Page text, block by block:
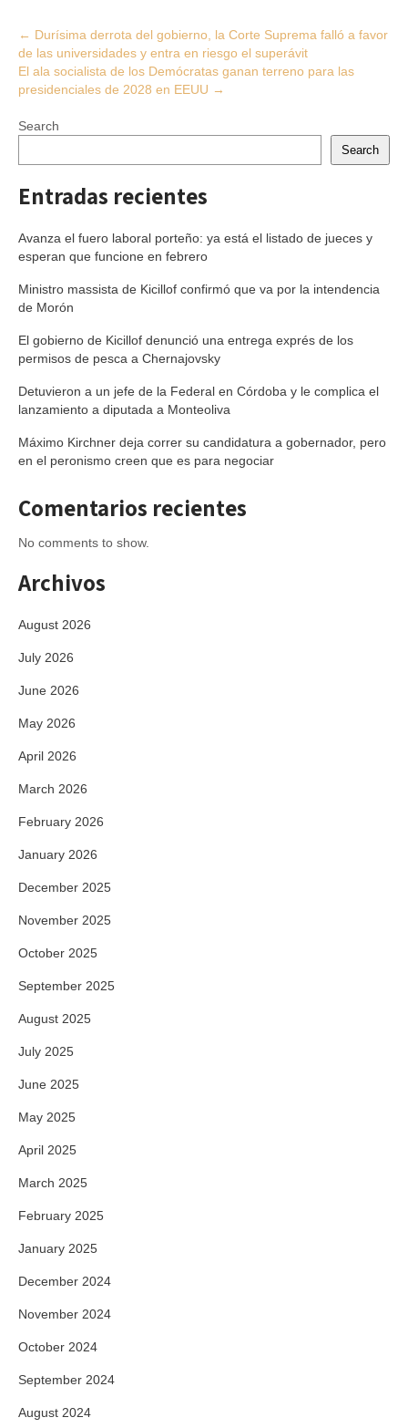
Post
navigation
← Durísima derrota del gobierno, la Corte Suprema falló a favor
de las universidades y entra en riesgo el superávit
El ala socialista de los Demócratas ganan terreno para las
presidenciales de 2028 en EEUU →
Search
Search
Entradas recientes
Avanza el fuero laboral porteño: ya está el listado de jueces y
esperan que funcione en febrero
Ministro massista de Kicillof confirmó que va por la intendencia
de Morón
El gobierno de Kicillof denunció una entrega exprés de los
permisos de pesca a Chernajovsky
Detuvieron a un jefe de la Federal en Córdoba y le complica el
lanzamiento a diputada a Monteoliva
Máximo Kirchner deja correr su candidatura a gobernador, pero
en el peronismo creen que es para negociar
Comentarios recientes
No comments to show.
Archivos
August 2026
July 2026
June 2026
May 2026
April 2026
March 2026
February 2026
January 2026
December 2025
November 2025
October 2025
September 2025
August 2025
July 2025
June 2025
May 2025
April 2025
March 2025
February 2025
January 2025
December 2024
November 2024
October 2024
September 2024
August 2024